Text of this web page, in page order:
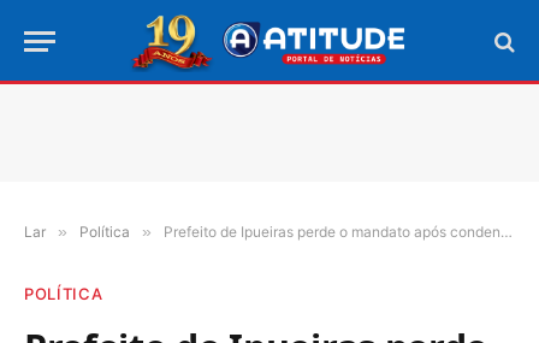
Lar » Política » Prefeito de Ipueiras perde o mandato após condenação criminal
POLÍTICA